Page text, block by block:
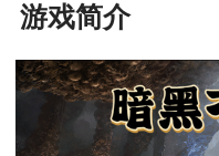
游戏简介